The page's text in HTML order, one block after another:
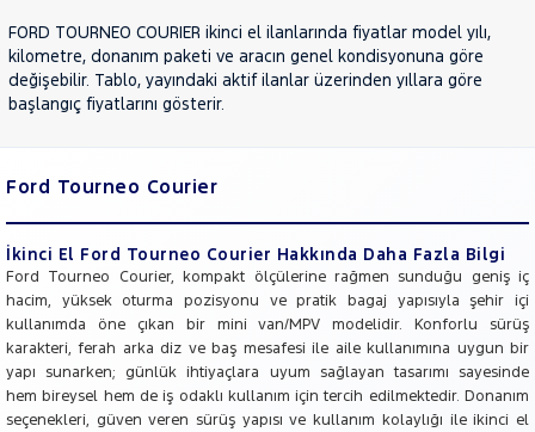
FORD TOURNEO COURIER ikinci el ilanlarında fiyatlar model yılı,
kilometre, donanım paketi ve aracın genel kondisyonuna göre
değişebilir. Tablo, yayındaki aktif ilanlar üzerinden yıllara göre
başlangıç fiyatlarını gösterir.
Ford Tourneo Courier
İkinci El Ford Tourneo Courier Hakkında Daha Fazla Bilgi
Ford Tourneo Courier, kompakt ölçülerine rağmen sunduğu geniş iç
hacim, yüksek oturma pozisyonu ve pratik bagaj yapısıyla şehir içi
kullanımda öne çıkan bir mini van/MPV modelidir. Konforlu sürüş
karakteri, ferah arka diz ve baş mesafesi ile aile kullanımına uygun bir
yapı sunarken; günlük ihtiyaçlara uyum sağlayan tasarımı sayesinde
hem bireysel hem de iş odaklı kullanım için tercih edilmektedir. Donanım
seçenekleri, güven veren sürüş yapısı ve kullanım kolaylığı ile ikinci el